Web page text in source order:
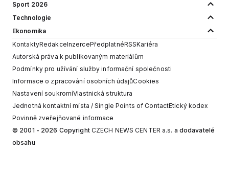
Sport 2026
Technologie
Ekonomika
KontaktyRedakceInzercePředplatnéRSSKariéra
Autorská práva k publikovaným materiálům
Podmínky pro užívání služby informační společnosti
Informace o zpracování osobních údajůCookies
Nastavení soukromíVlastnická struktura
Jednotná kontaktní místa / Single Points of ContactEtický kodex
Povinně zveřejňované informace
© 2001 - 2026 Copyright CZECH NEWS CENTER a.s. a dodavatelé
obsahu